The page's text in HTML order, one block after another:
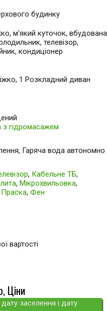
будинку
м'який куточок, вбудована
телевізор,
кондиціонер
1 Розкладний диван
з гідромасажем
Гаряча вода автономно
, Кабельне ТБ,
, Мікрохвильовка,
Праска, Фен
вартості
Ціни
заселення і дату